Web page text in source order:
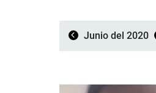
Junio del 2020